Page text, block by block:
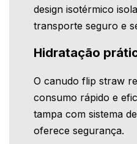
design isotérmico
transporte seguro e
Hidratação
O canudo flip straw
consumo rápido e
tampa com sistema
oferece segurança.